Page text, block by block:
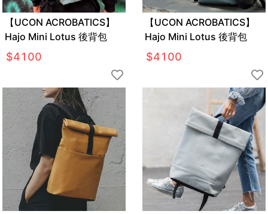
【UCON ACROBATICS】
Hajo Mini Lotus 後背包
$4100
【UCON ACROBATICS】
Hajo Mini Lotus 後背包
$4100